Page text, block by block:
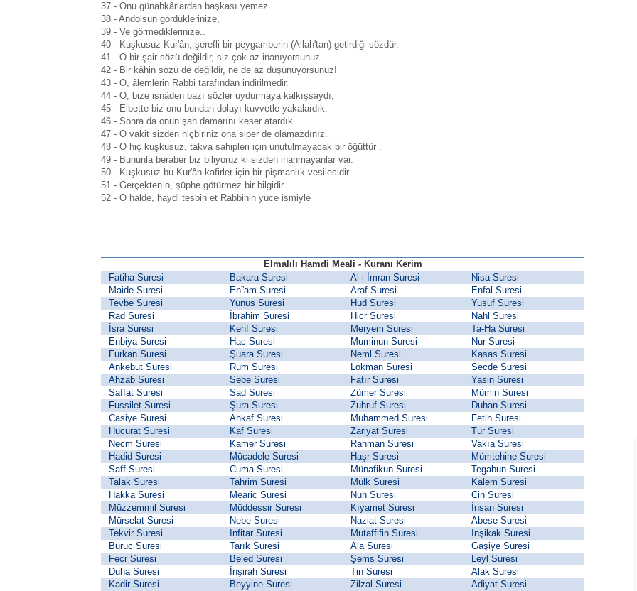
37 - Onu günahkârlardan başkası yemez.
38 - Andolsun gördüklerinize,
39 - Ve görmediklerinize..
40 - Kuşkusuz Kur'ân, şerefli bir peygamberin (Allah'tan) getirdiği sözdür.
41 - O bir şair sözü değildir, siz çok az inanıyorsunuz.
42 - Bir kâhin sözü de değildir, ne de az düşünüyorsunuz!
43 - O, âlemlerin Rabbi tarafından indirilmedir.
44 - O, bize isnâden bazı sözler uydurmaya kalkışsaydı,
45 - Elbette biz onu bundan dolayı kuvvetle yakalardık.
46 - Sonra da onun şah damarını keser atardık.
47 - O vakit sizden hiçbiriniz ona siper de olamazdınız.
48 - O hiç kuşkusuz, takva sahipleri için unutulmayacak bir öğüttür .
49 - Bununla beraber biz biliyoruz ki sizden inanmayanlar var.
50 - Kuşkusuz bu Kur'ân kafirler için bir pişmanlık vesilesidir.
51 - Gerçekten o, şüphe götürmez bir bilgidir.
52 - O halde, haydi tesbih et Rabbinin yüce ismiyle
Elmalılı Hamdi Meali - Kuranı Kerim
Fatiha Suresi
Bakara Suresi Al-i İmran Suresi
Nisa Suresi
Maide Suresi
En”am Suresi Araf Suresi
Enfal Suresi
Tevbe Suresi
Yunus Suresi Hud Suresi
Yusuf Suresi
Rad Suresi
İbrahim Suresi Hicr Suresi
Nahl Suresi
İsra Suresi
Kehf Suresi Meryem Suresi
Ta-Ha Suresi
Enbiya Suresi
Hac Suresi Muminun Suresi
Nur Suresi
Furkan Suresi
Şuara Suresi Neml Suresi
Kasas Suresi
Ankebut Suresi
Rum Suresi Lokman Suresi
Secde Suresi
Ahzab Suresi
Sebe Suresi Fatır Suresi
Yasin Suresi
Saffat Suresi
Sad Suresi Zümer Suresi
Mümin Suresi
Fussilet Suresi
Şura Suresi Zuhruf Suresi
Duhan Suresi
Casiye Suresi
Ahkaf Suresi Muhammed Suresi
Fetih Suresi
Hucurat Suresi
Kaf Suresi Zariyat Suresi
Tur Suresi
Necm Suresi
Kamer Suresi Rahman Suresi
Vakıa Suresi
Hadid Suresi
Mücadele Suresi Haşr Suresi
Mümtehine Suresi
Saff Suresi
Cuma Suresi Münafikun Suresi
Tegabun Suresi
Talak Suresi
Tahrim Suresi Mülk Suresi
Kalem Suresi
Hakka Suresi
Mearic Suresi Nuh Suresi
Cin Suresi
Müzzemmil Suresi
Müddessir Suresi Kıyamet Suresi
İnsan Suresi
Mürselat Suresi
Nebe Suresi Naziat Suresi
Abese Suresi
Tekvir Suresi
İnfitar Suresi Mutaffifin Suresi
İnşikak Suresi
Buruc Suresi
Tarık Suresi Ala Suresi
Gaşiye Suresi
Fecr Suresi
Beled Suresi Şems Suresi
Leyl Suresi
Duha Suresi
İnşirah Suresi Tin Suresi
Alak Suresi
Kadir Suresi
Beyyine Suresi Zilzal Suresi
Adiyat Suresi